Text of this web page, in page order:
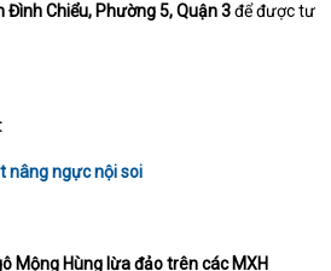
Đình Chiểu, Phường 5, Quận 3để được tư
nâng ngực nội soi
Mộng Hùng lừa đảo trên các MXH